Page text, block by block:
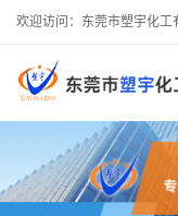
欢迎访问：东莞市塑宇化工